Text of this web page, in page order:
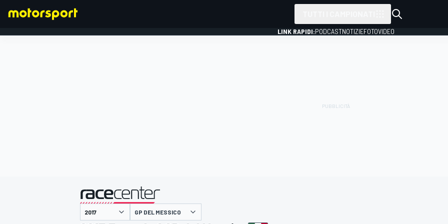
LINK RAPIDI:PODCASTNOTIZIEFOTOVIDEO
presentato da
GP DEL MESSICO